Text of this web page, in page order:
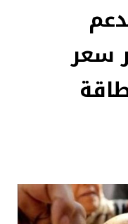
سعر